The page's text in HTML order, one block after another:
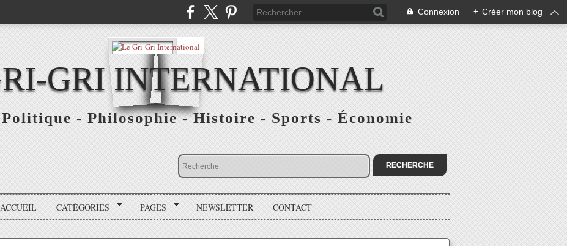
Connexion + Créer mon blog
GRI INTERNATIONAL
- Philosophie - Histoire - Sports - Économie
ACCUEIL CATÉGORIES PAGES NEWSLETTER CONTACT